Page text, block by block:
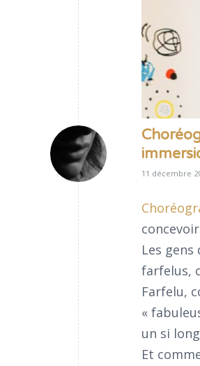
11 décembre
Les
farfelus,
Farfelu,
«
un si
Et